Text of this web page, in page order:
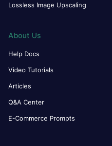
Lossless Image Upscaling
About Us
Help Docs
Video Tutorials
Articles
Q&A Center
E-Commerce Prompts